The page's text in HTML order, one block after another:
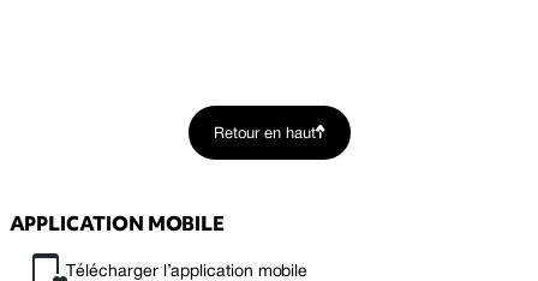
Retour en haut
APPLICATION MOBILE
Télécharger l’application mobile